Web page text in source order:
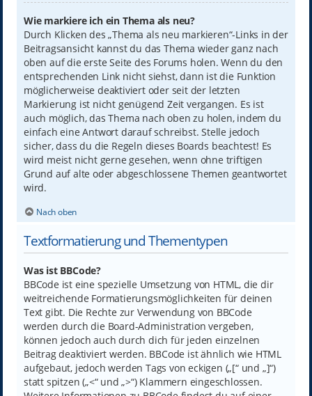
Wie markiere ich ein Thema als neu?
Durch Klicken des „Thema als neu markieren“-Links in der
Beitragsansicht kannst du das Thema wieder ganz nach
oben auf die erste Seite des Forums holen. Wenn du den
entsprechenden Link nicht siehst, dann ist die Funktion
möglicherweise deaktiviert oder seit der letzten
Markierung ist nicht genügend Zeit vergangen. Es ist
auch möglich, das Thema nach oben zu holen, indem du
einfach eine Antwort darauf schreibst. Stelle jedoch
sicher, dass du die Regeln dieses Boards beachtest! Es
wird meist nicht gerne gesehen, wenn ohne triftigen
Grund auf alte oder abgeschlossene Themen geantwortet
wird.
Nach oben
Textformatierung und Thementypen
Was ist BBCode?
BBCode ist eine spezielle Umsetzung von HTML, die dir
weitreichende Formatierungsmöglichkeiten für deinen
Text gibt. Die Rechte zur Verwendung von BBCode
werden durch die Board-Administration vergeben,
können jedoch auch durch dich für jeden einzelnen
Beitrag deaktiviert werden. BBCode ist ähnlich wie HTML
aufgebaut, jedoch werden Tags von eckigen („[“ und „]“)
statt spitzen („<“ und „>“) Klammern eingeschlossen.